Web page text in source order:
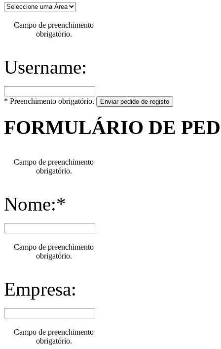
Campo de preenchimento
obrigatório.
Username:
* Preenchimento obrigatório. Enviar pedido de registo
FORMULÁRIO DE
Campo de preenchimento
obrigatório.
Nome:*
Campo de preenchimento
obrigatório.
Empresa:
Campo de preenchimento
obrigatório.